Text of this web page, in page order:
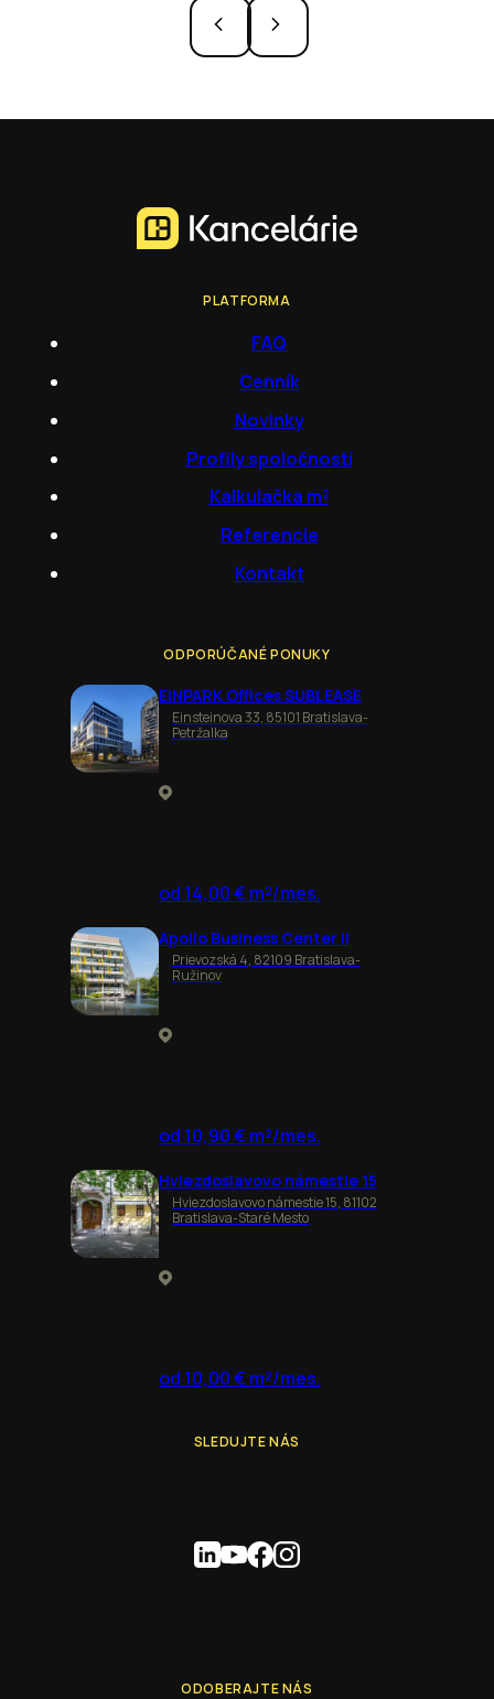
PLATFORMA
FAQ
Cenník
Novinky
Profily spoločností
Kalkulačka m²
Referencie
Kontakt
ODPORÚČANÉ PONUKY
EINPARK Offices SUBLEASE
Einsteinova 33, 85101 Bratislava-
Petržalka
od 14,00 € m²/mes.
Apollo Business Center II
Prievozská 4, 82109 Bratislava-
Ružinov
od 10,90 € m²/mes.
Hviezdoslavovo námestie 15
Hviezdoslavovo námestie 15, 81102
Bratislava-Staré Mesto
od 10,00 € m²/mes.
SLEDUJTE NÁS
ODOBERAJTE NÁS